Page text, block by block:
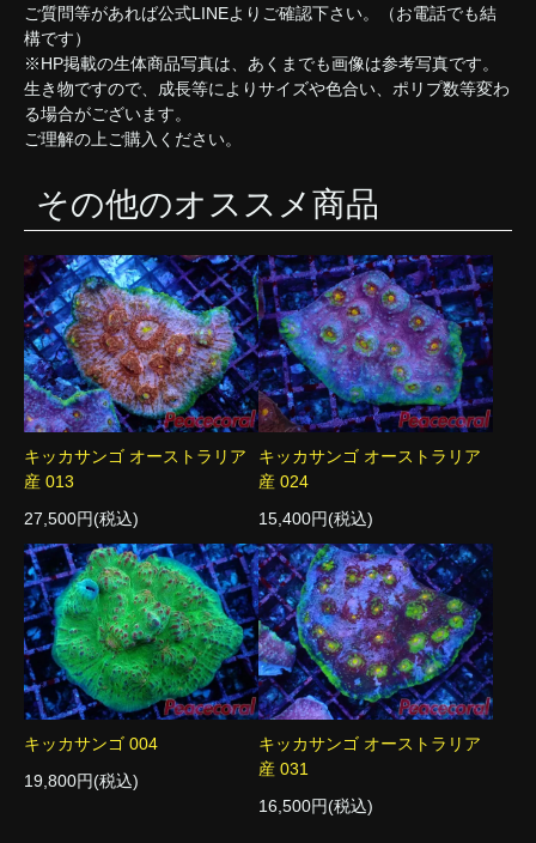
ご質問等があれば公式LINEよりご確認下さい。（お電話でも結
構です）
※HP掲載の生体商品写真は、あくまでも画像は参考写真です。
生き物ですので、成長等によりサイズや色合い、ポリプ数等変わ
る場合がございます。
ご理解の上ご購入ください。
その他のオススメ商品
キッカサンゴ オーストラリア
産 013
27,500円(税込)
キッカサンゴ オーストラリア
産 024
15,400円(税込)
キッカサンゴ 004
19,800円(税込)
キッカサンゴ オーストラリア
産 031
16,500円(税込)